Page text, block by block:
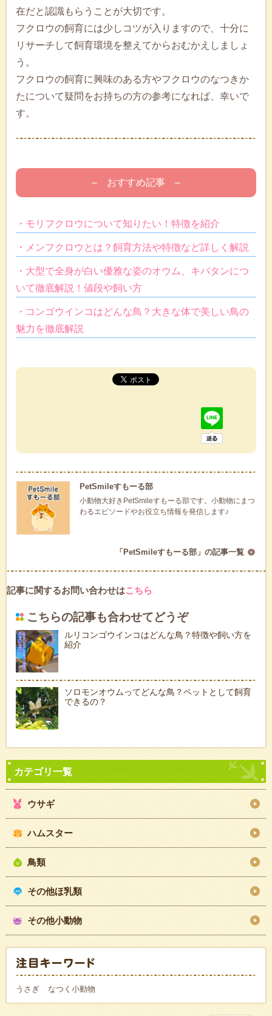
在だと認識もらうことが大切です。
フクロウの飼育には少しコツが入りますので、十分に
リサーチして飼育環境を整えてからおむかえしましょ
う。
フクロウの飼育に興味のある方やフクロウのなつきか
たについて疑問をお持ちの方の参考になれば、幸いで
す。
– おすすめ記事 –
・モリフクロウについて知りたい！特徴を紹介
・メンフクロウとは？飼育方法や特徴など詳しく解説
・大型で全身が白い優雅な姿のオウム、キバタンにつ
いて徹底解説！値段や飼い方
・コンゴウインコはどんな鳥？大きな体で美しい鳥の
魅力を徹底解説
PetSmileすもーる部
小動物大好きPetSmileすもーる部です。小動物にまつ
わるエピソードやお役立ち情報を発信します♪
「PetSmileすもーる部」の記事一覧
記事に関するお問い合わせはこちら
こちらの記事も合わせてどうぞ
ルリコンゴウインコはどんな鳥？特徴や飼い方を
紹介
ソロモンオウムってどんな鳥？ペットとして飼育
できるの？
ウサギ
ハムスター
鳥類
その他ほ乳類
その他小動物
うさぎ なつく小動物